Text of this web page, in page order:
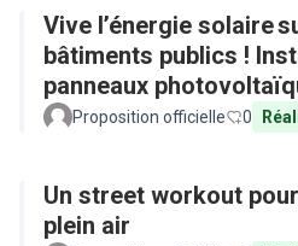
Vive l’énergie solaire
bâtiments publics !
panneaux
équipements publics
Proposition officielle 0
Un street workout
plein air